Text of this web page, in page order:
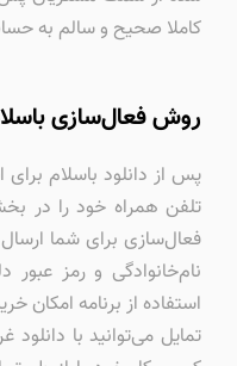
کاملا صحیح و سالم به
روش فعال‌سازی
پس از دانلود باسلام
فعال‌سازی برای شما
نام‌خانوادگی و رمز عبور
استفاده از برنامه
تمایل می‌توانید با